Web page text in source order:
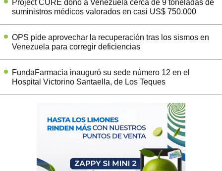
Project CURE donó a Venezuela cerca de 9 toneladas de
suministros médicos valorados en casi US$ 750.000
OPS pide aprovechar la recuperación tras los sismos en
Venezuela para corregir deficiencias
FundaFarmacia inauguró su sede número 12 en el
Hospital Victorino Santaella, de Los Teques